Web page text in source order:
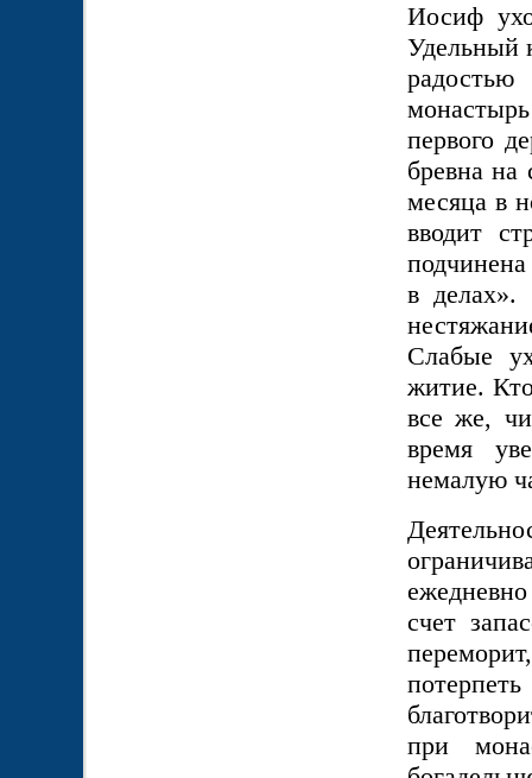
Иосиф
Удельный
первого
бревна на
месяца в
вводит
в делах».
Слабые
житие.
все же,
время
немалую
счет
при